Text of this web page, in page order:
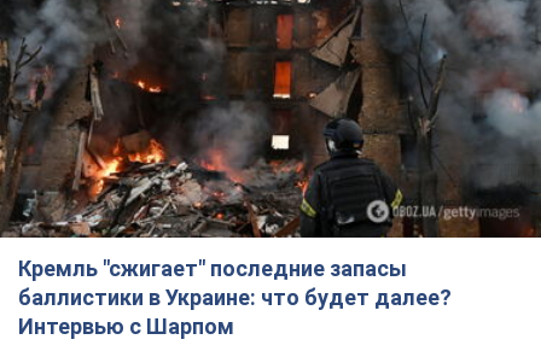
Кремль "сжигает" последние запасы
баллистики в Украине: что будет далее?
Интервью с Шарпом